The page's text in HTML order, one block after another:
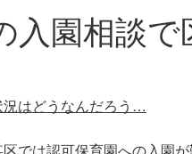
入園相談で